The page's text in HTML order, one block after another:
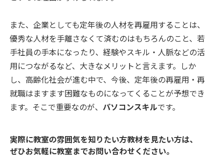
また、企業としても定年後の人材を再雇用することは、
優秀な人材を手離さなくて済むのはもちろんのこと、若
手社員の手本になったり、経験やスキル・人脈などの活
用につながるなど、大きなメリットと言えます。しか
し、高齢化社会が進む中で、今後、定年後の再雇用・再
就職はますます困難なものになってくることが予想でき
ます。そこで重要なのが、 パソコンスキルです。
実際に教室の雰囲気を知りたい方教材を見たい方は、
ぜひお気軽に教室までお問い合わせください。